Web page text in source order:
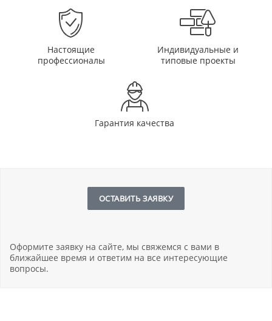
Настоящие
профессионалы
Индивидуальные и
типовые проекты
Гарантия качества
ОСТАВИТЬ ЗАЯВКУ
Оформите заявку на сайте, мы свяжемся с вами в
ближайшее время и ответим на все интересующие
вопросы.